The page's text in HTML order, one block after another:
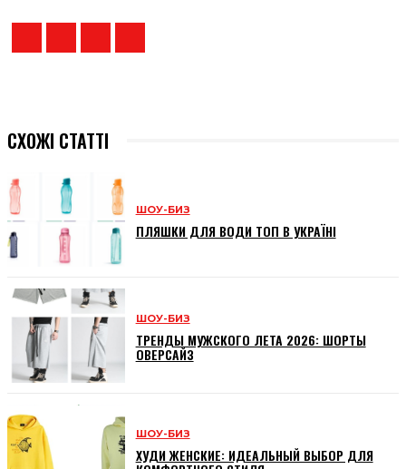
СХОЖІ СТАТТІ
ШОУ-БИЗ
ПЛЯШКИ ДЛЯ ВОДИ ТОП В УКРАЇНІ
ШОУ-БИЗ
ТРЕНДЫ МУЖСКОГО ЛЕТА 2026: ШОРТЫ
ОВЕРСАЙЗ
ШОУ-БИЗ
ХУДИ ЖЕНСКИЕ: ИДЕАЛЬНЫЙ ВЫБОР ДЛЯ